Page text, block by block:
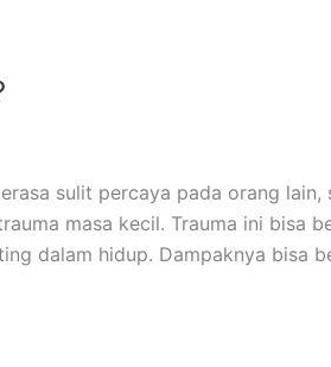
sulit percaya pada orang
masa kecil. Trauma ini bisa
dalam hidup. Dampaknya bisa